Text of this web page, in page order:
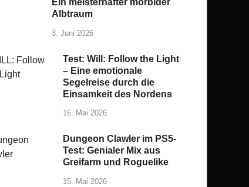
Albtraum
3. Juni 2026
Test: Will: Follow the Light
– Eine emotionale
Segelreise durch die
Einsamkeit des Nordens
16. Mai 2026
Dungeon Clawler im PS5-
Test: Genialer Mix aus
Greifarm und Roguelike
15. Mai 2026